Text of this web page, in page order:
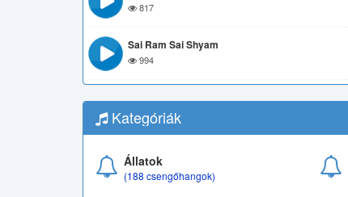
817
Sai Ram Sai Shyam
994
Kategóriák
Állatok
(188 csengőhangok)